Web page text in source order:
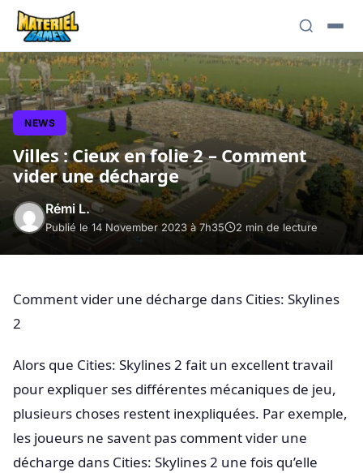
NEWS
Villes : Cieux en folie 2 – Comment
vider une décharge
Rémi L.
Publié le 14 November 2023 à 7h35 2 min de lecture
Comment vider une décharge dans Cities: Skylines
2
Alors que Cities: Skylines 2 fait un excellent travail
pour expliquer ses différentes mécaniques de jeu,
plusieurs choses restent inexpliquées. Par exemple,
les joueurs ne savent pas comment vider une
décharge dans Cities: Skylines 2 une fois qu’elle